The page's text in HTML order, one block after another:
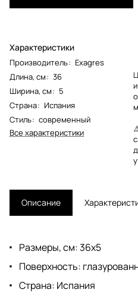
Характеристики
Производитель: Exagres
Длина, см: 36
Ширина, см: 5
Страна: Испания
Стиль: современный
Все характеристики
Описание
Размеры, см: 36x5
Поверхность:
Страна: Испания